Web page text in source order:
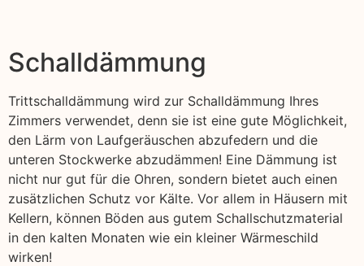
Schalldämmung
Trittschalldämmung wird zur Schalldämmung Ihres
Zimmers verwendet, denn sie ist eine gute Möglichkeit,
den Lärm von Laufgeräuschen abzufedern und die
unteren Stockwerke abzudämmen! Eine Dämmung ist
nicht nur gut für die Ohren, sondern bietet auch einen
zusätzlichen Schutz vor Kälte. Vor allem in Häusern mit
Kellern, können Böden aus gutem Schallschutzmaterial
in den kalten Monaten wie ein kleiner Wärmeschild
wirken!